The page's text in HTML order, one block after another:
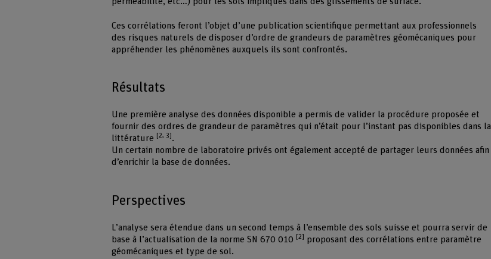
Ces corrélations feront l’objet d’une publication scientifique permettant aux professionnels
des risques naturels de disposer d’ordre de grandeurs de paramètres géomécaniques pour
appréhender les phénomènes auxquels ils sont confrontés.
Résultats
Une première analyse des données disponible a permis de valider la procédure proposée et
fournir des ordres de grandeur de paramètres qui n’était pour l’instant pas disponibles dans la
littérature
[2, 3] .
Un certain nombre de laboratoire privés ont également accepté de partager leurs données afin
d’enrichir la base de données.
Perspectives
L’analyse sera étendue dans un second temps à l’ensemble des sols suisse et pourra servir de
base à l’actualisation de la norme SN 670 010
[2]
proposant des corrélations entre paramètre
géomécaniques et type de sol.